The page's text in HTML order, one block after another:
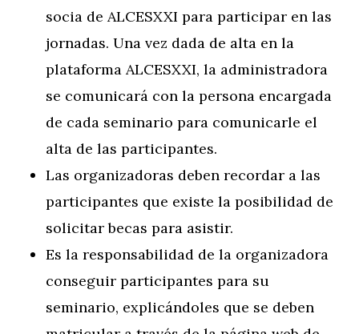
socia de ALCESXXI para participar en las
jornadas. Una vez dada de alta en la
plataforma ALCESXXI, la administradora
se comunicará con la persona encargada
de cada seminario para comunicarle el
alta de las participantes.
Las organizadoras deben recordar a las
participantes que existe la posibilidad de
solicitar becas para asistir.
Es la responsabilidad de la organizadora
conseguir participantes para su
seminario, explicándoles que se deben